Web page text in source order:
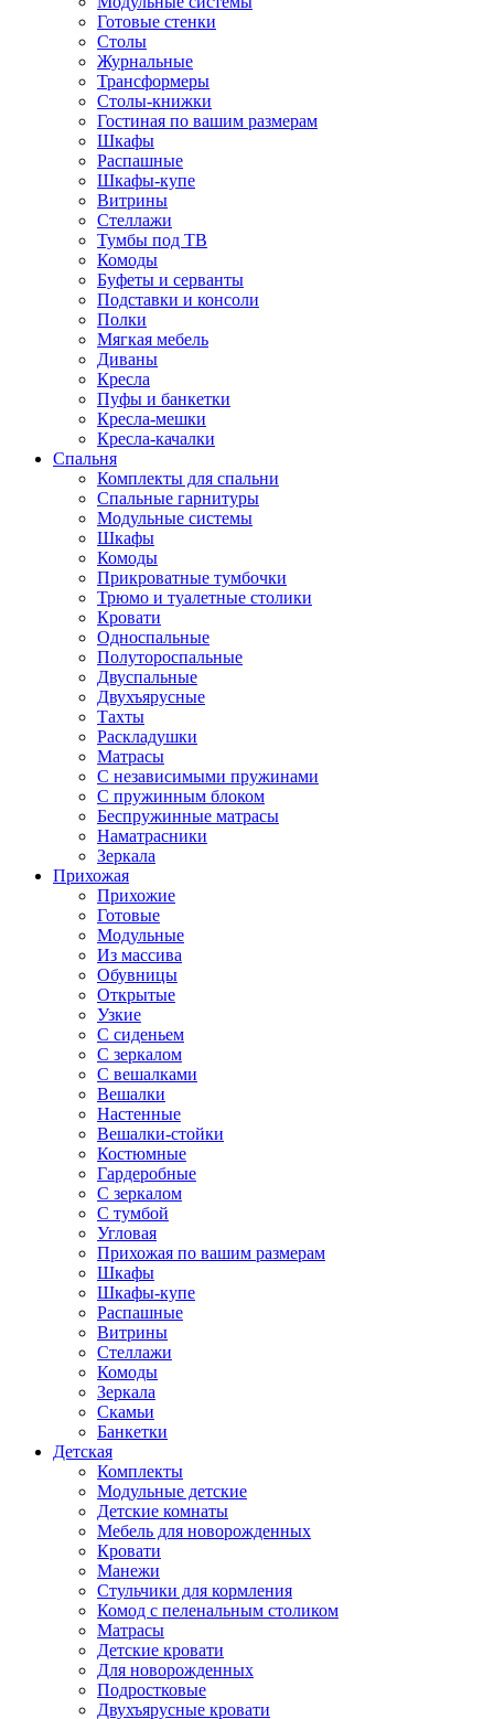
Готовые стенки
Столы
Журнальные
Трансформеры
Столы-книжки
Гостиная по вашим размерам
Шкафы
Распашные
Шкафы-купе
Витрины
Стеллажи
Тумбы под ТВ
Комоды
Буфеты и серванты
Подставки и консоли
Полки
Мягкая мебель
Диваны
Кресла
Пуфы и банкетки
Кресла-мешки
Кресла-качалки
Спальня
Комплекты для спальни
Спальные гарнитуры
Модульные системы
Шкафы
Комоды
Прикроватные тумбочки
Трюмо и туалетные столики
Кровати
Односпальные
Полутороспальные
Двуспальные
Двухъярусные
Тахты
Раскладушки
Матрасы
С независимыми пружинами
С пружинным блоком
Беспружинные матрасы
Наматрасники
Зеркала
Прихожая
Прихожие
Готовые
Модульные
Из массива
Обувницы
Открытые
Узкие
С сиденьем
С зеркалом
С вешалками
Вешалки
Настенные
Вешалки-стойки
Костюмные
Гардеробные
С зеркалом
С тумбой
Угловая
Прихожая по вашим размерам
Шкафы
Шкафы-купе
Распашные
Витрины
Стеллажи
Комоды
Зеркала
Скамьи
Банкетки
Детская
Комплекты
Модульные детские
Детские комнаты
Мебель для новорожденных
Кровати
Манежи
Стульчики для кормления
Комод с пеленальным столиком
Матрасы
Детские кровати
Для новорожденных
Подростковые
Двухъярусные кровати